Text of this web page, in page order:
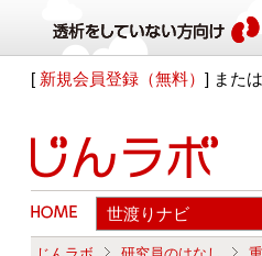
[ 新規会員登録（無料）] また